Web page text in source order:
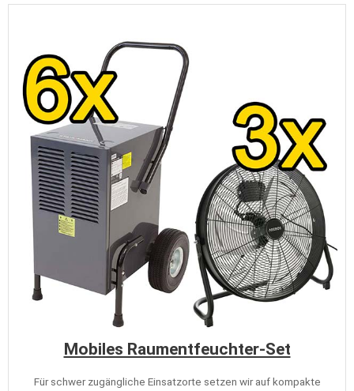
Mobiles Raumentfeuchter-Set
Für schwer zugängliche Einsatzorte setzen wir auf kompakte